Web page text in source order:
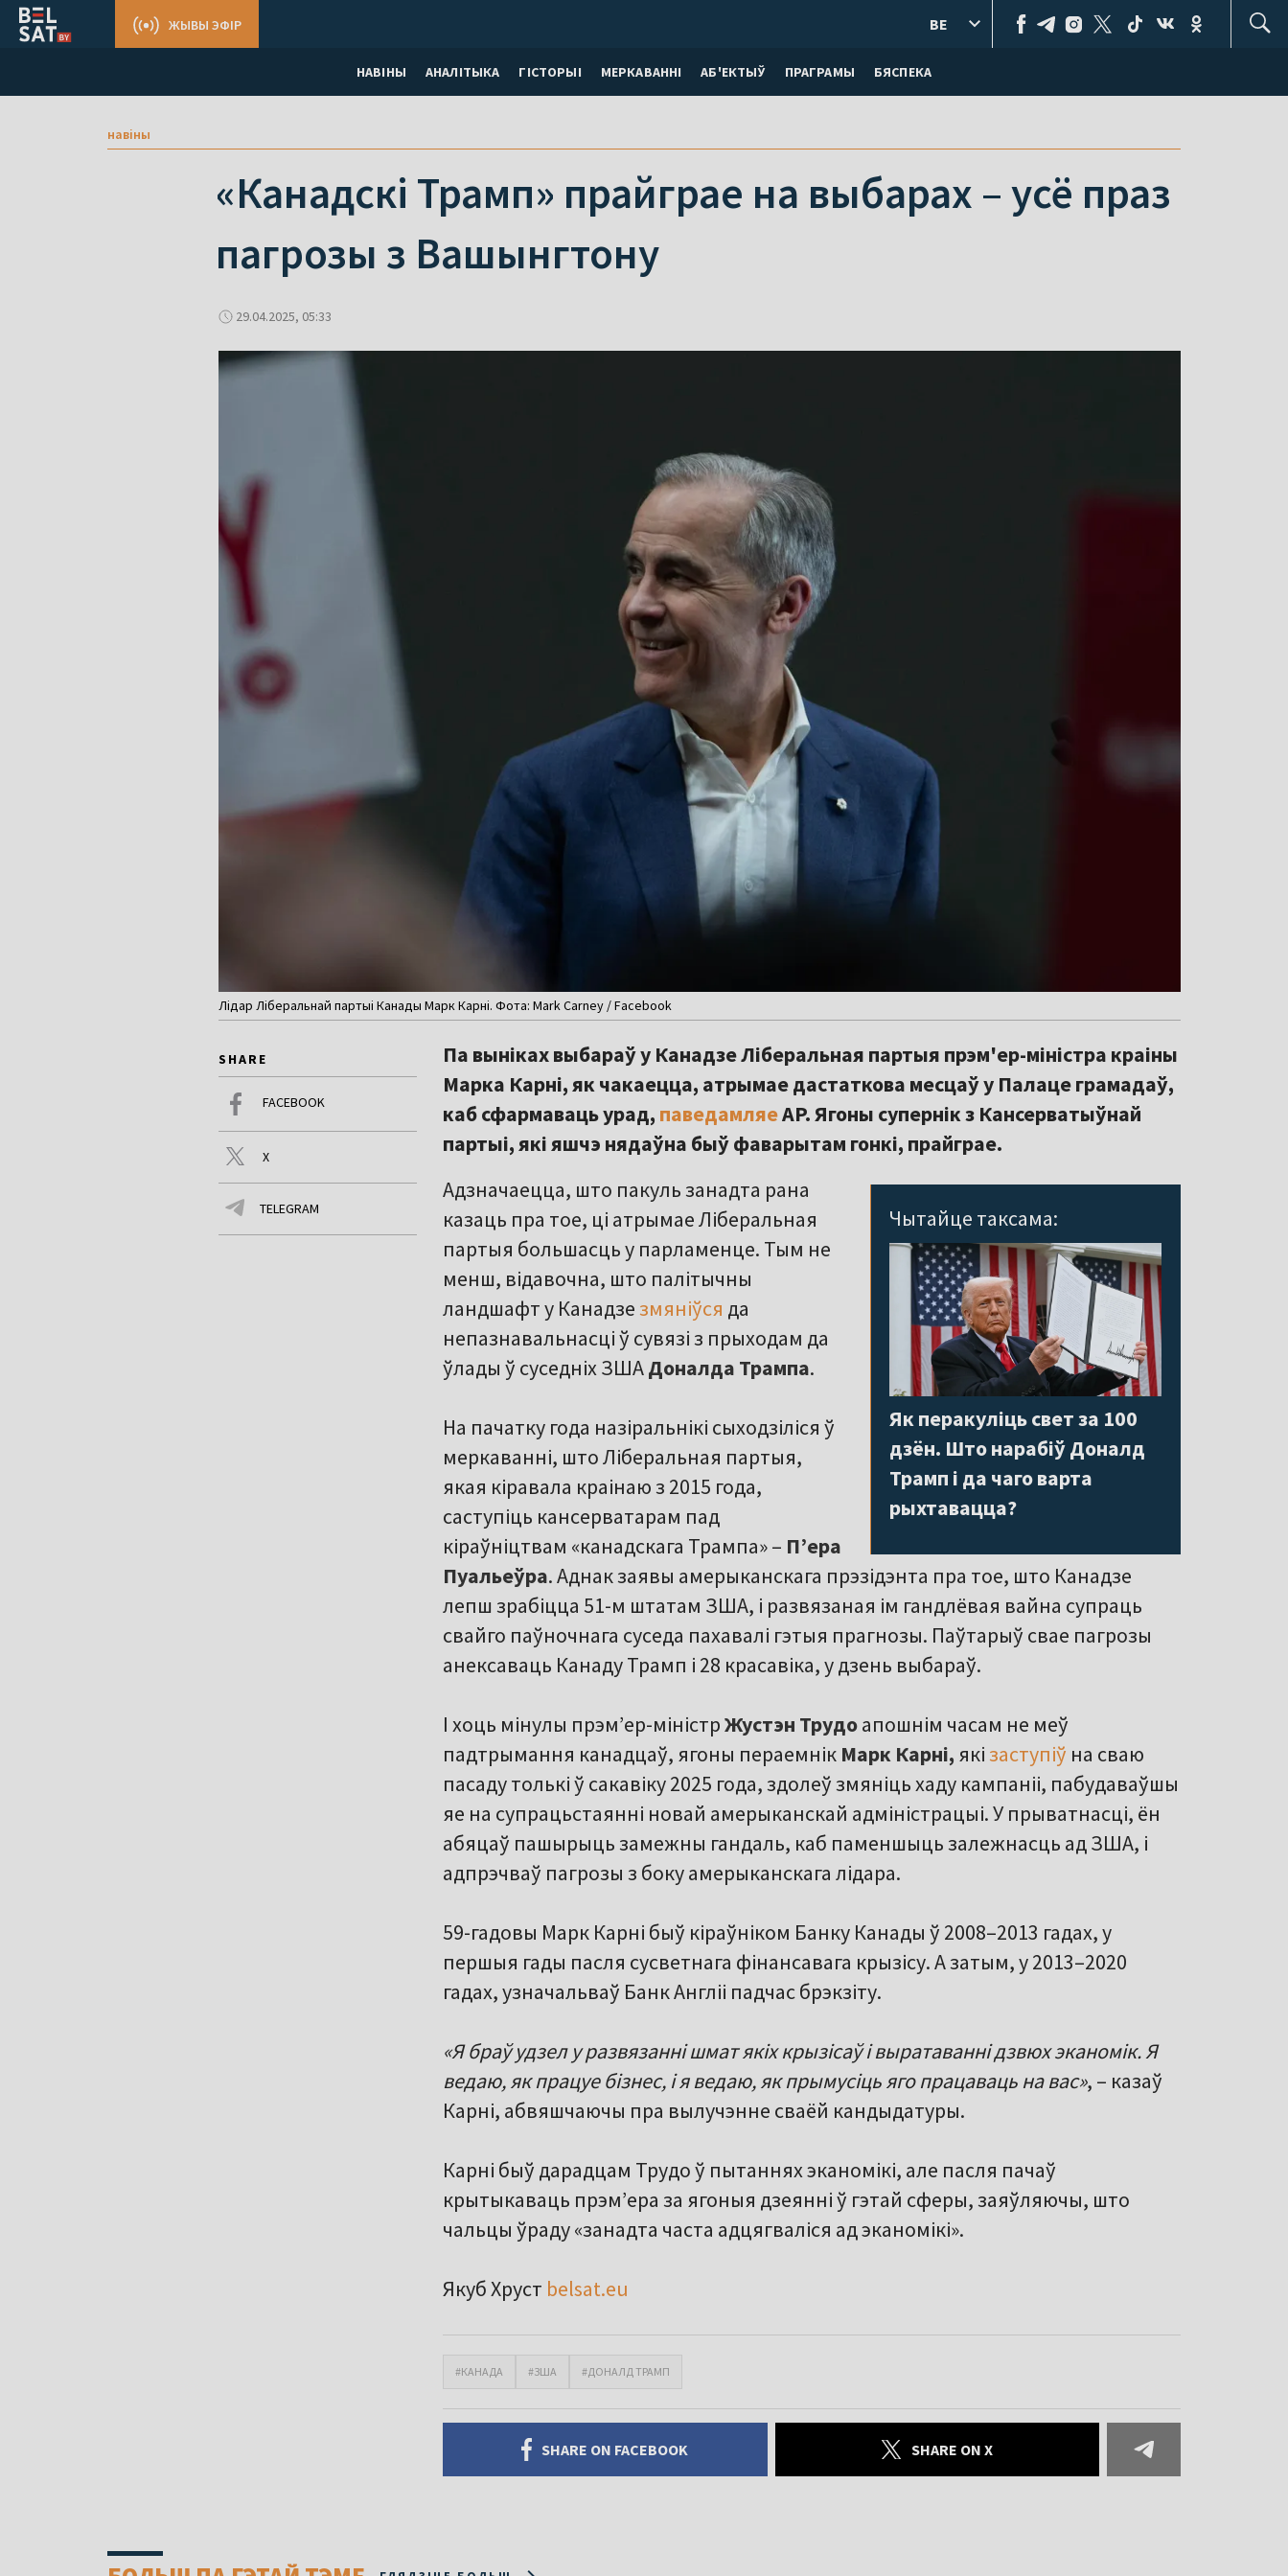
НАВІНЫ АНАЛІТЫКА ГІСТОРЫІ МЕРКАВАННI АБ'ЕКТЫЎ ПРАГРАМЫ БЯСПЕКА
ЖЫВЫ ЭФІР BE
навіны
«Канадскі Трамп» прайграе на выбарах – усё праз
пагрозы з Вашынгтону
29.04.2025, 05:33
Лідар Ліберальнай партыі Канады Марк Карні. Фота: Mark Carney / Facebook
SHARE
FACEBOOK
X
TELEGRAM
Па выніках выбараў у Канадзе Ліберальная партыя прэм'ер-міністра краіны
Марка Карні, як чакаецца, атрымае дастаткова месцаў у Палаце грамадаў,
каб сфармаваць урад, паведамляеAP. Ягоны супернік з Кансерватыўнай
партыі, які яшчэ нядаўна быў фаварытам гонкі, прайграе.
Чытайце таксама:
Як перакуліць свет за 100
дзён. Што нарабіў Доналд
Трамп і да чаго варта
рыхтавацца?
Адзначаецца, што пакуль занадта рана
казаць пра тое, ці атрымае Ліберальная
партыя большасць у парламенце. Тым не
менш, відавочна, што палітычны
ландшафт у Канадзе змяніўся да
непазнавальнасці ў сувязі з прыходам да
ўлады ў суседніх ЗШАДоналда Трампа.
На пачатку года назіральнікі сыходзіліся ў
меркаванні, што Ліберальная партыя,
якая кіравала краінаю з 2015 года,
саступіць кансерватарам пад
кіраўніцтвам «канадскага Трампа» – Пʼера
Пуальеўра. Аднак заявы амерыканскага прэзідэнта пра тое, што Канадзе
лепш зрабіцца 51-м штатам ЗША, і развязаная ім гандлёвая вайна супраць
свайго паўночнага суседа пахавалі гэтыя прагнозы. Паўтарыў свае пагрозы
анексаваць Канаду Трамп і 28 красавіка, у дзень выбараў.
І хоць мінулы прэм’ер-міністрЖустэн Трудоапошнім часам не меў
падтрымання канадцаў, ягоны пераемнік Марк Карні, які заступіў на сваю
пасаду толькі ў сакавіку 2025 года, здолеў змяніць хаду кампаніі, пабудаваўшы
яе на супрацьстаянні новай амерыканскай адміністрацыі. У прыватнасці, ён
абяцаў пашырыць замежны гандаль, каб паменшыць залежнасць ад ЗША, і
адпрэчваў пагрозы з боку амерыканскага лідара.
59-гадовы Марк Карні быў кіраўніком Банку Канады ў 2008–2013 гадах, у
першыя гады пасля сусветнага фінансавага крызісу. А затым, у 2013–2020
гадах, узначальваў Банк Англіі падчас брэкзіту.
«Я браў удзел у развязанні шмат якіх крызісаў і выратаванні дзвюх эканомік. Я
ведаю, як працуе бізнес, і я ведаю, як прымусіць яго працаваць на вас», – казаў
Карні, абвяшчаючы пра вылучэнне сваёй кандыдатуры.
Карні быў дарадцам Трудо ў пытаннях эканомікі, але пасля пачаў
крытыкаваць прэмʼера за ягоныя дзеянні ў гэтай сферы, заяўляючы, што
чальцы ўраду «занадта часта адцягваліся ад эканомікі».
Якуб Хруст belsat.eu
#КАНАДА #ЗША #ДОНАЛД ТРАМП
SHARE ON FACEBOOK SHARE ON X